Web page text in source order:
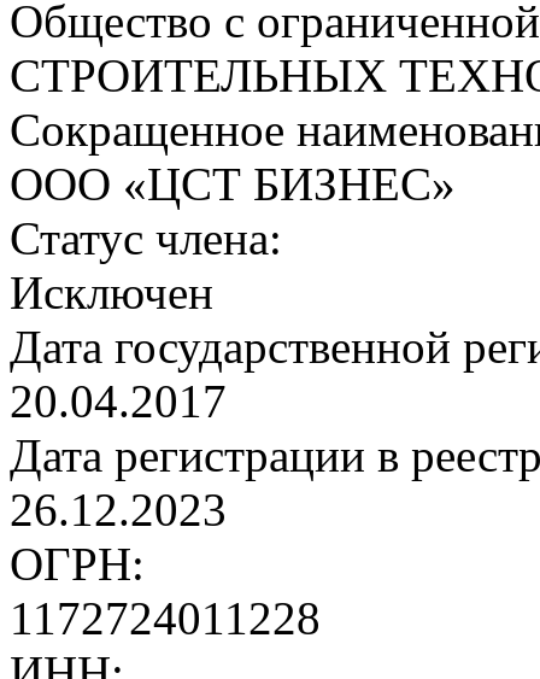
Общество с
СТРОИТЕЛЬНЫХ
Сокращенное
ООО «ЦСТ БИЗНЕС»
Статус члена:
Исключен
Дата государственной
20.04.2017
Дата регистрации в
26.12.2023
ОГРН:
1172724011228